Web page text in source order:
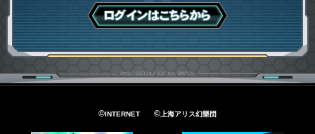
ログインはこちら
©INTERNET ©上海アリス幻樂団